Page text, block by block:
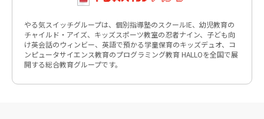
やる気スイッチグループは、個別指導塾のスクールIE、幼児教育の
チャイルド・アイズ、キッズスポーツ教室の忍者ナイン、子ども向
け英会話のウィンビー、英語で預かる学童保育のキッズデュオ、コ
ンピュータサイエンス教育のプログラミング教育 HALLOを全国で展
開する総合教育グループです。